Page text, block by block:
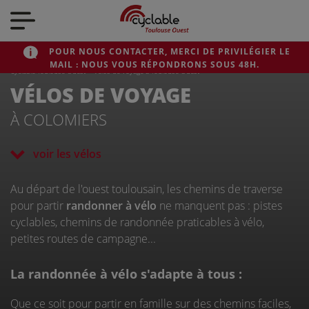
POUR NOUS CONTACTER, MERCI DE PRIVILÉGIER LE
MAIL : NOUS VOUS RÉPONDRONS SOUS 48H.
Nos actualités
Nos vélos
Qui sommes-nous ?
Nous contacter
CYCLABLE
VÉLOS DE VOYAGE
À COLOMIERS
Au départ de l'ouest toulousain, les chemins de traverse
pour partir randonner à vélo ne manquent pas : pistes
cyclables, chemins de randonnée praticables à vélo,
petites routes de campagne...
La randonnée à vélo s'adapte à tous :
Que ce soit pour partir en famille sur des chemins faciles,
voir les vélos
Cyclable Toulouse Ouest>Vélos de voyage à Toulouse Ouest